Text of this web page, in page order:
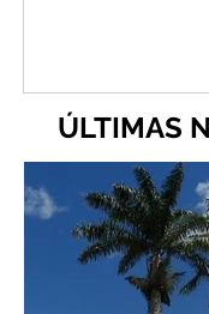
ÚLTIMAS